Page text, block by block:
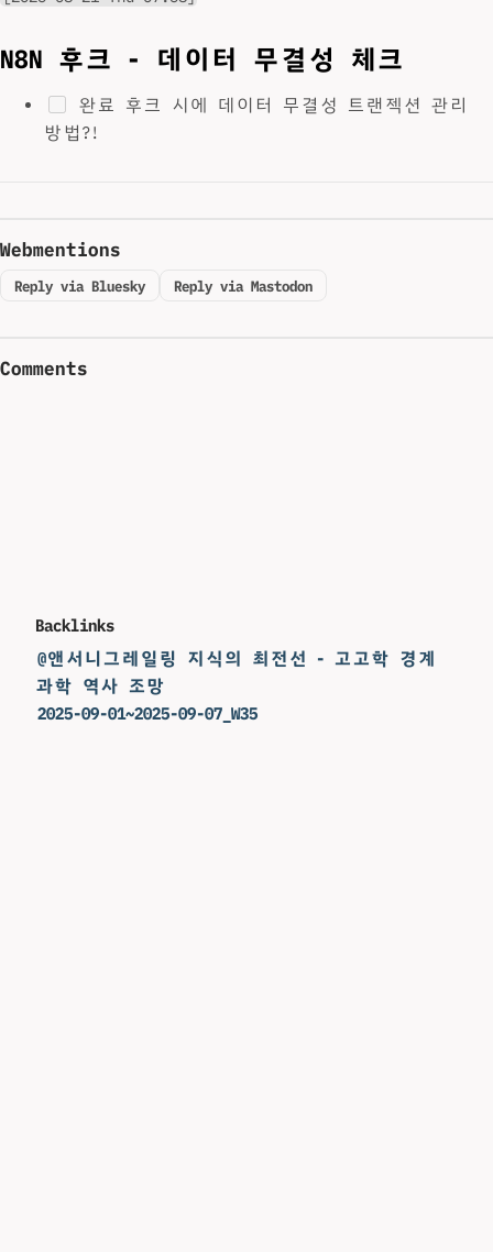
N8N 후크 - 데이터 무결성 체크
완료 후크 시에 데이터 무결성 트랜젝션 관리
방법?!
Webmentions
Reply via Bluesky Reply via Mastodon
Comments
Backlinks
@앤서니그레일링 지식의 최전선 - 고고학 경계
과학 역사 조망
2025-09-01~2025-09-07_W35